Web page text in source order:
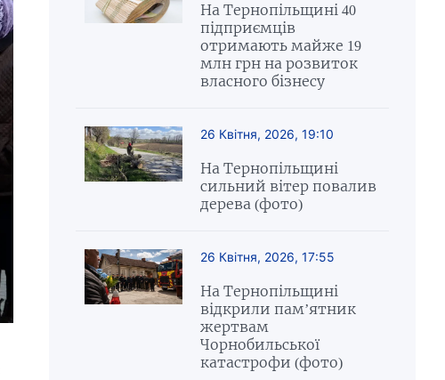
На Тернопільщині 40
підприємців
отримають майже 19
млн грн на розвиток
власного бізнесу
26 Квітня, 2026, 19:10
На Тернопільщині
сильний вітер повалив
дерева (фото)
26 Квітня, 2026, 17:55
На Тернопільщині
відкрили пам’ятник
жертвам
Чорнобильської
катастрофи (фото)